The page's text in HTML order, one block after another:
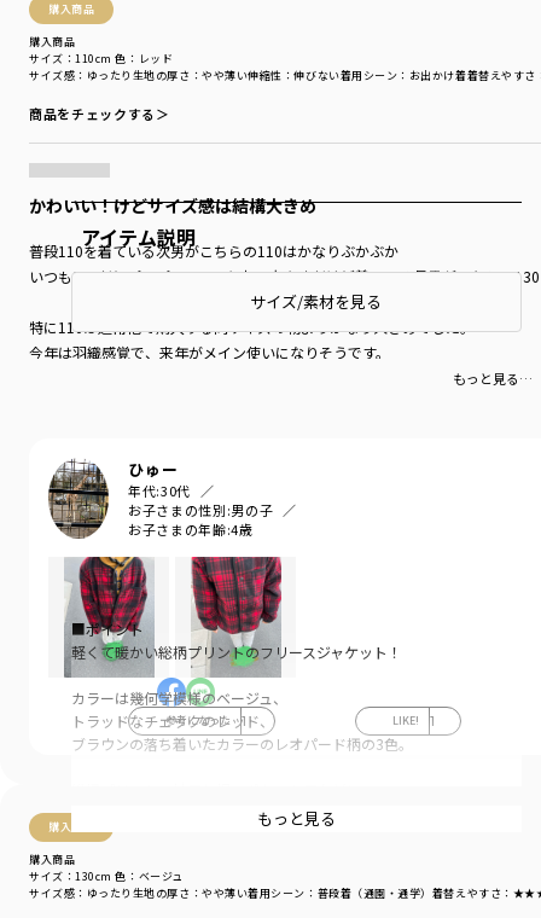
購入商品
購入商品
サイズ感 ：ゆったり 生地の厚さ ：やや薄い伸縮性 ：伸びない着用シーン ：お出かけ着着替えやすさ
サイズ：110cm 色：レッド
商品をチェックする＞
かわいい！けどサイズ感は結構大きめ
普段110を着ている次男がこちらの110はかなりぶかぶか
いつも120だとパツパツで130を少し大きめだけど着ている長男がこちらの
特に110は通常他で購入する同サイズの物よりかなり大きめでした。
今年は羽織感覚で、来年がメイン使いになりそうです。
物としては落ち着いた赤色でチェック柄がおしゃれでとても可愛いかったです
もっと見る…
ひゅー
年代:30代
お子さまの性別:男の子
お子さまの年齢:4歳
参考になった 1 LIKE! 1
購入商品
購入商品
サイズ感 ：ゆったり 生地の厚さ ：やや薄い着用シーン ：普段着（通園・通学） 着替えやすさ ：
サイズ：130cm 色：ベージュ
アイテム説明
サイズ/素材を見る
■ポイント
軽くて暖かい総柄プリントのフリースジャケット！
カラーは幾何学模様のベージュ、
トラッドなチェックのレッド、
ブラウンの落ち着いたカラーのレオパード柄の3色。
伸縮素材の細いパイピングが入っているので
柄をより引き立ててくれます。
前立て部分はベルナップを使用しているので
外のお出かけだけでなく、お部屋着としても
もっと見る